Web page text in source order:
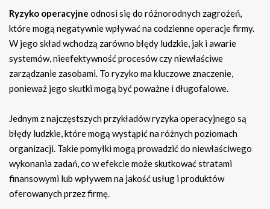
Ryzyko operacyjne odnosi się do różnorodnych zagrożeń,
które mogą negatywnie wpływać na codzienne operacje firmy.
W jego skład wchodzą zarówno błędy ludzkie, jak i awarie
systemów, nieefektywność procesów czy niewłaściwe
zarządzanie zasobami. To ryzyko ma kluczowe znaczenie,
ponieważ jego skutki mogą być poważne i długofalowe.
Jednym z najczęstszych przykładów ryzyka operacyjnego są
błędy ludzkie, które mogą wystąpić na różnych poziomach
organizacji. Takie pomyłki mogą prowadzić do niewłaściwego
wykonania zadań, co w efekcie może skutkować stratami
finansowymi lub wpływem na jakość usług i produktów
oferowanych przez firmę.